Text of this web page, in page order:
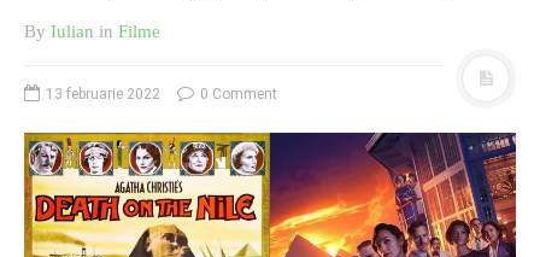
By Iulian in Filme
13 februarie 2022 0 Comment